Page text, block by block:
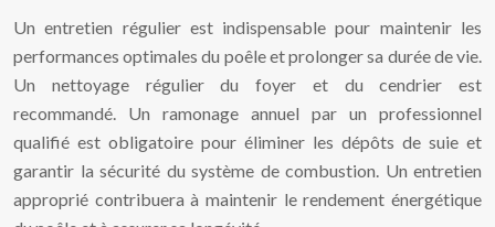
Un entretien régulier est indispensable pour maintenir les
performances optimales du poêle et prolonger sa durée de vie.
Un nettoyage régulier du foyer et du cendrier est
recommandé. Un ramonage annuel par un professionnel
qualifié est obligatoire pour éliminer les dépôts de suie et
garantir la sécurité du système de combustion. Un entretien
approprié contribuera à maintenir le rendement énergétique